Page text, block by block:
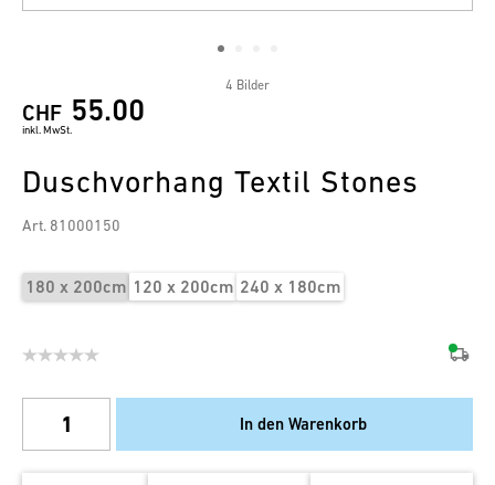
4 Bilder
CHF 55.00
inkl. MwSt.
Duschvorhang Textil Stones
Art. 81000150
180 x 200cm 120 x 200cm 240 x 180cm
In den Warenkorb